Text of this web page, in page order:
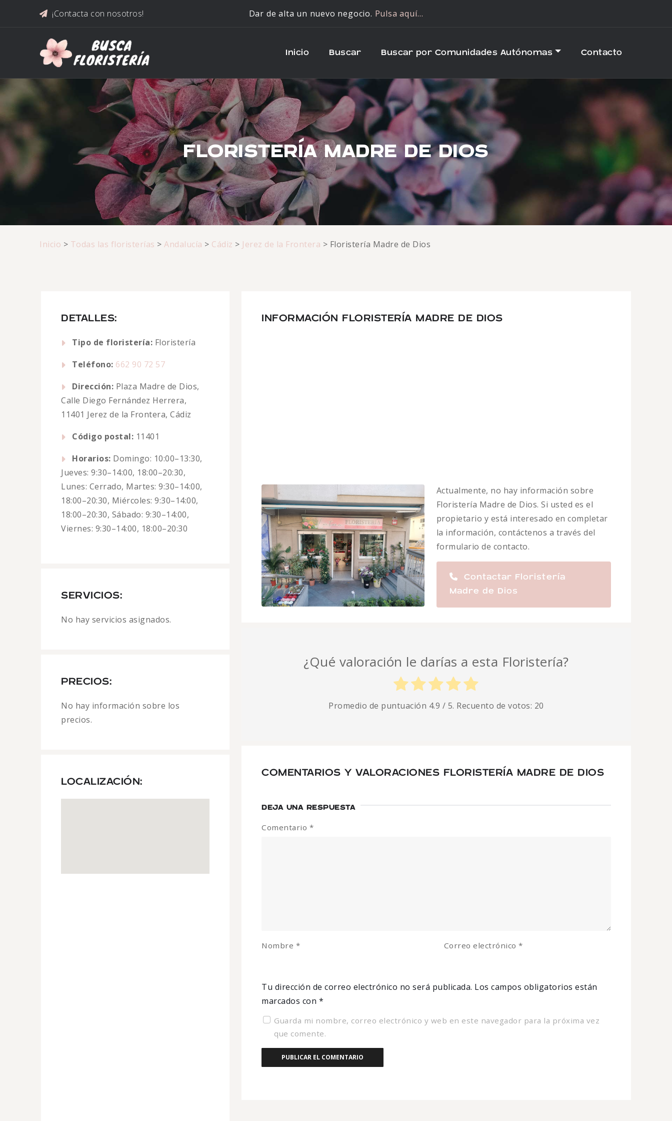
¡Contacta con nosotros! Dar de alta un nuevo negocio. Pulsa aquí…
Inicio Buscar Buscar por Comunidades Autónomas Contacto
FLORISTERÍA MADRE DE DIOS
Inicio > Todas las floristerías >Andalucía > Cádiz > Jerez de la Frontera > Floristería Madre de Dios
DETALLES:
Tipo de floristería: Floristería
Teléfono: 662 90 72 57
Dirección: Plaza Madre de Dios,
Calle Diego Fernández Herrera,
11401 Jerez de la Frontera, Cádiz
Código postal: 11401
Horarios: Domingo: 10:00–13:30,
Jueves: 9:30–14:00, 18:00–20:30,
Lunes: Cerrado, Martes: 9:30–14:00,
18:00–20:30, Miércoles: 9:30–14:00,
18:00–20:30, Sábado: 9:30–14:00,
Viernes: 9:30–14:00, 18:00–20:30
SERVICIOS:
No hay servicios asignados.
PRECIOS:
No hay información sobre los
precios.
LOCALIZACIÓN:
INFORMACIÓN FLORISTERÍA MADRE DE DIOS
Actualmente, no hay información sobre
Floristería Madre de Dios. Si usted es el
propietario y está interesado en completar
la información, contáctenos a través del
formulario de contacto.
Contactar Floristería
Madre de Dios
¿Qué valoración le darías a esta Floristería?
Promedio de puntuación 4.9 / 5. Recuento de votos: 20
COMENTARIOS Y VALORACIONES FLORISTERÍA MADRE DE DIOS
DEJA UNA RESPUESTA
Tu dirección de correo electrónico no será publicada. Los campos obligatorios están
marcados con *
Comentario *
Nombre * Correo electrónico*
Guarda mi nombre, correo electrónico y web en este navegador para la próxima vez
que comente.